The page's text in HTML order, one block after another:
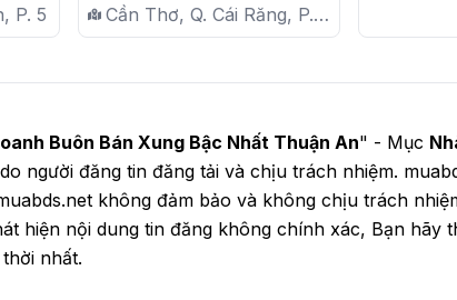
P. 5
Cần Thơ, Q. Cái Răng, P.
Tân Phú
Buôn Bán Xung Bậc Nhất Thuận An" - Mục
người đăng tin đăng tải và chịu trách nhiệm.
không đảm bảo và không chịu trách
hiện nội dung tin đăng không chính xác, Bạn hãy
nhất.